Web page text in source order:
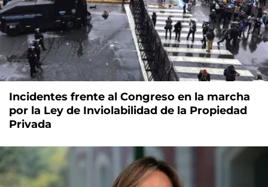
Incidentes frente al Congreso en la marcha
por la Ley de Inviolabilidad de la Propiedad
Privada